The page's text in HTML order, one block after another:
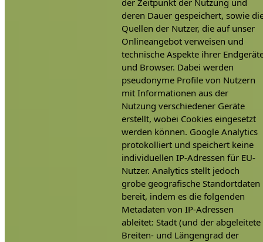
deren Dauer gespeichert, sowie
Quellen der Nutzer, die auf unser
Onlineangebot verweisen und
technische Aspekte ihrer
und Browser. Dabei werden
pseudonyme Profile von Nutzern
mit Informationen aus der
Nutzung verschiedener Geräte
erstellt, wobei Cookies eingesetzt
werden können. Google Analytics
protokolliert und speichert keine
individuellen IP-Adressen für EU-
Nutzer. Analytics stellt jedoch
grobe geografische Standortdaten
bereit, indem es die folgenden
Metadaten von IP-Adressen
ableitet: Stadt (und der abgeleitete
Breiten- und Längengrad der